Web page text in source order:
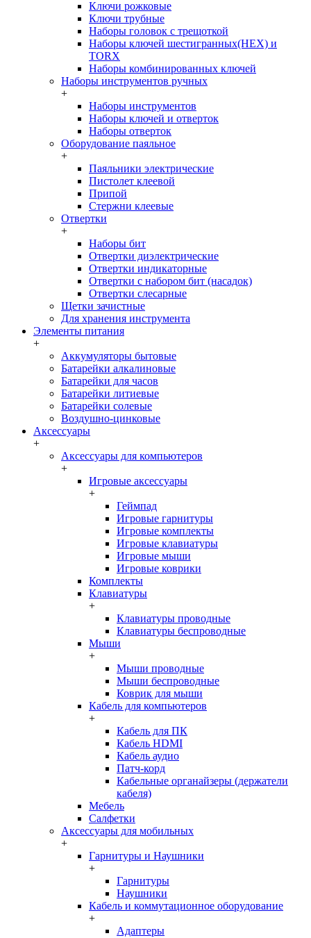
Ключи рожковые
Ключи трубные
Наборы головок c трещоткой
Наборы ключей шестигранных(HEX) и
TORX
Наборы комбинированных ключей
Наборы инструментов ручных
+
Наборы инструментов
Наборы ключей и отверток
Наборы отверток
Оборудование паяльное
+
Паяльники электрические
Пистолет клеевой
Припой
Стержни клеевые
Отвертки
+
Наборы бит
Отвертки диэлектрические
Отвертки индикаторные
Отвертки с набором бит (насадок)
Отвертки слесарные
Щетки зачистные
Для хранения инструмента
Элементы питания
+
Аккумуляторы бытовые
Батарейки алкалиновые
Батарейки для часов
Батарейки литиевые
Батарейки солевые
Воздушно-цинковые
Аксессуары
+
Аксессуары для компьютеров
+
Игровые аксессуары
+
Геймпад
Игровые гарнитуры
Игровые комплекты
Игровые клавиатуры
Игровые мыши
Игровые коврики
Комплекты
Клавиатуры
+
Клавиатуры проводные
Клавиатуры беспроводные
Мыши
+
Мыши проводные
Мыши беспроводные
Коврик для мыши
Кабель для компьютеров
+
Кабель для ПК
Кабель HDMI
Кабель аудио
Патч-корд
Кабельные органайзеры (держатели
кабеля)
Мебель
Салфетки
Аксессуары для мобильных
+
Гарнитуры и Наушники
+
Гарнитуры
Наушники
Кабель и коммутационное оборудование
+
Адаптеры